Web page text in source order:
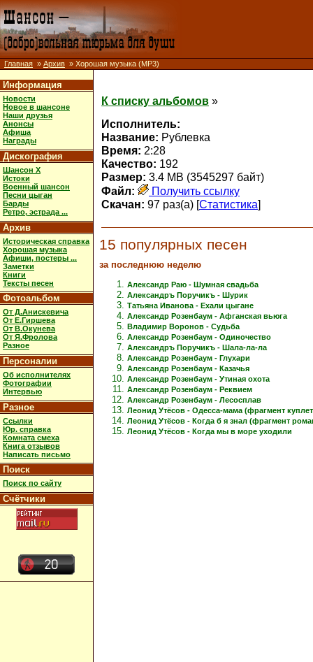
Главная » Архив » Хорошая музыка (MP3)
Информация
Новости
Новое в шансоне
Наши друзья
Анонсы
Афиша
Награды
Дискография
Шансон X
Истоки
Военный шансон
Песни цыган
Барды
Ретро, эстрада ...
Архив
Историческая справка
Хорошая музыка
Афиши, постеры ...
Заметки
Книги
Тексты песен
Фотоальбом
От Д.Анискевича
От Е.Гиршева
От В.Окунева
От Я.Фролова
Разное
Персоналии
Об исполнителях
Фотографии
Интервью
Разное
Ссылки
Юр. справка
Комната смеха
Книга отзывов
Написать письмо
Поиск
Поиск по сайту
Счётчики
К списку альбомов »
Исполнитель:
Название: Рублевка
Время: 2:28
Качество: 192
Размер: 3.4 MB (3545297 байт)
Файл:
Получить ссылку
Скачан: 97 раз(а) [Статистика]
15 популярных песен
за последнюю неделю
Александр Раю - Шумная свадьба
Александръ Поручикъ - Шурик
Татьяна Иванова - Ехали цыгане
Александр Розенбаум - Афганская вьюга
Владимир Воронов - Судьба
Александр Розенбаум - Одиночество
Александръ Поручикъ - Шала-ла-ла
Александр Розенбаум - Глухари
Александр Розенбаум - Казачья
Александр Розенбаум - Утиная охота
Александр Розенбаум - Реквием
Александр Розенбаум - Лесосплав
Леонид Утёсов - Одесса-мама (фрагмент
Леонид Утёсов - Когда б я знал (фрагмент
Леонид Утёсов - Когда мы в море уходили